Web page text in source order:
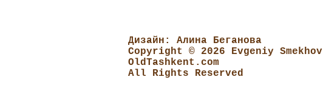
Дизайн: Алина Беганова
Copyright © 2026 Evgeniy Smekhov
OldTashkent.com
All Rights Reserved